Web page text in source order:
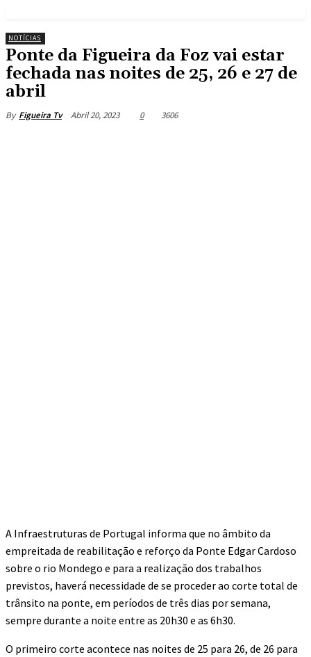
NOTÍCIAS
Ponte da Figueira da Foz vai estar
fechada nas noites de 25, 26 e 27 de
abril
By Figueira Tv Abril 20, 2023 0 3606
A Infraestruturas de Portugal informa que no âmbito da
empreitada de reabilitação e reforço da Ponte Edgar Cardoso
sobre o rio Mondego e para a realização dos trabalhos
previstos, haverá necessidade de se proceder ao corte total de
trânsito na ponte, em períodos de três dias por semana,
sempre durante a noite entre as 20h30 e as 6h30.
O primeiro corte acontece nas noites de 25 para 26, de 26 para